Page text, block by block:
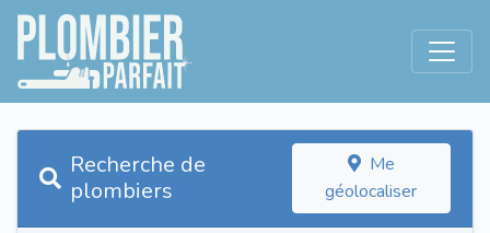
Recherche de
plombiers
Me
géolocaliser